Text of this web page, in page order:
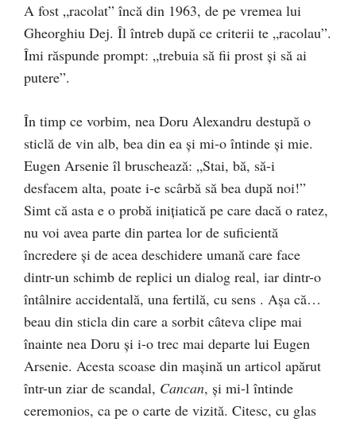
A fost „racolat” încă din 1963, de pe vremea lui
Gheorghiu Dej. Îl întreb după ce criterii te „racolau”.
Îmi răspunde prompt: „trebuia să fii prost și să ai
putere”.
În timp ce vorbim, nea Doru Alexandru destupă o
sticlă de vin alb, bea din ea și mi-o întinde și mie.
Eugen Arsenie îl bruschează: „Stai, bă, să-i
desfacem alta, poate i-e scârbă să bea după noi!”
Simt că asta e o probă inițiatică pe care dacă o ratez,
nu voi avea parte din partea lor de suficientă
încredere și de acea deschidere umană care face
dintr-un schimb de replici un dialog real, iar dintr-o
întâlnire accidentală, una fertilă, cu sens . Așa că…
beau din sticla din care a sorbit câteva clipe mai
înainte nea Doru și i-o trec mai departe lui Eugen
Arsenie. Acesta scoase din mașină un articol apărut
într-un ziar de scandal, Cancan, și mi-l întinde
ceremonios, ca pe o carte de vizită. Citesc, cu glas